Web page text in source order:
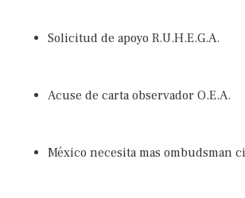
Solicitud de apoyo R.U.H.E.G.A.
Acuse de carta observador O.E.A.
México necesita mas ombudsman